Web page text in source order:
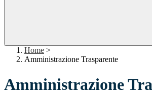
Home >
Amministrazione Trasparente
Amministrazione